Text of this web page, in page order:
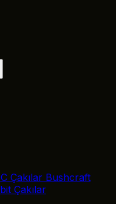
Çakılar Bushcraft
Çakılar